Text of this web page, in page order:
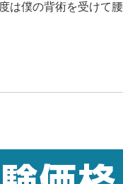
僕の背術を受けて